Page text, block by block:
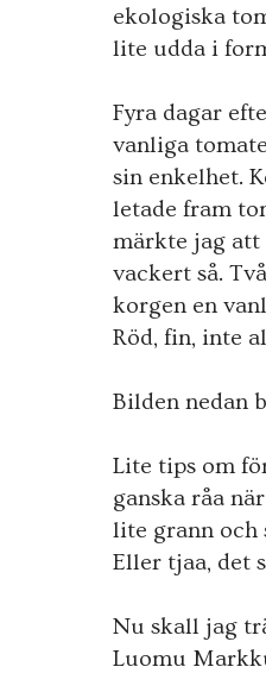
ekologiska
lite udda i
Fyra dagar
vanliga
sin enkelhet.
letade fram
märkte jag att
vackert så.
korgen en
Röd, fin, inte
Bilden nedan
Lite tips om
ganska råa
lite grann och
Eller tjaa, det
Nu skall jag
Luomu